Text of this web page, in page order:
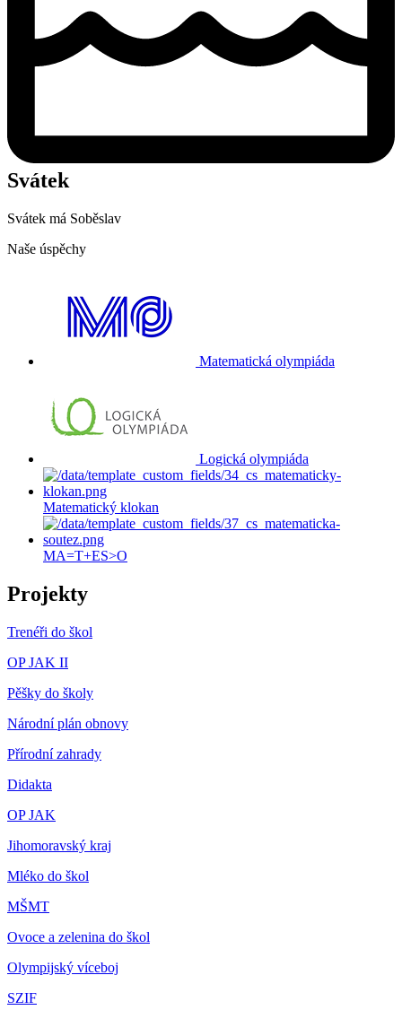
Svátek
Svátek má Soběslav
Naše úspěchy
Matematická olympiáda
Logická olympiáda
Matematický klokan
MA=T+ES>O
Projekty
Trenéři do škol
OP JAK II
Pěšky do školy
Národní plán obnovy
Přírodní zahrady
Didakta
OP JAK
Jihomoravský kraj
Mléko do škol
MŠMT
Ovoce a zelenina do škol
Olympijský víceboj
SZIF